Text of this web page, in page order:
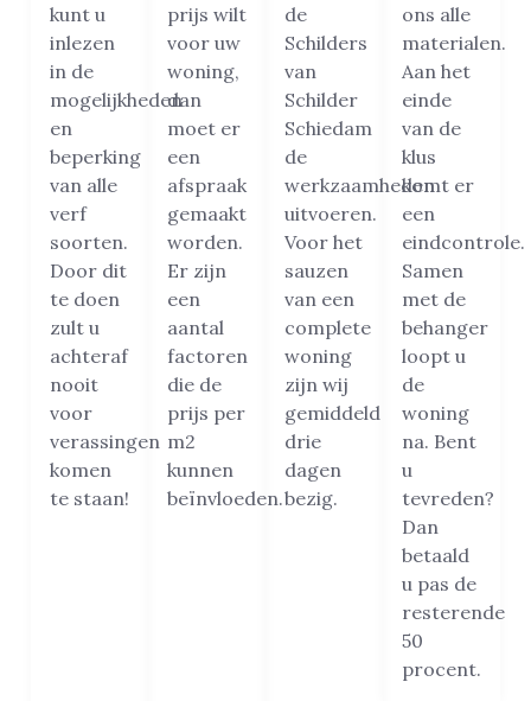
kunt u
inlezen
in de
mogelijkheden
en
beperking
van alle
verf
soorten.
Door dit
te doen
zult u
achteraf
nooit
voor
verassingen
komen
te staan!
prijs wilt
voor uw
woning,
dan
moet er
een
afspraak
gemaakt
worden.
Er zijn
een
aantal
factoren
die de
prijs per
m2
kunnen
beïnvloeden.
de
Schilders
van
Schilder
Schiedam
de
werkzaamheden
uitvoeren.
Voor het
sauzen
van een
complete
woning
zijn wij
gemiddeld
drie
dagen
bezig.
ons alle
materialen.
Aan het
einde
van de
klus
komt er
een
eindcontrole.
Samen
met de
behanger
loopt u
de
woning
na. Bent
u
tevreden?
Dan
betaald
u pas de
resterende
50
procent.